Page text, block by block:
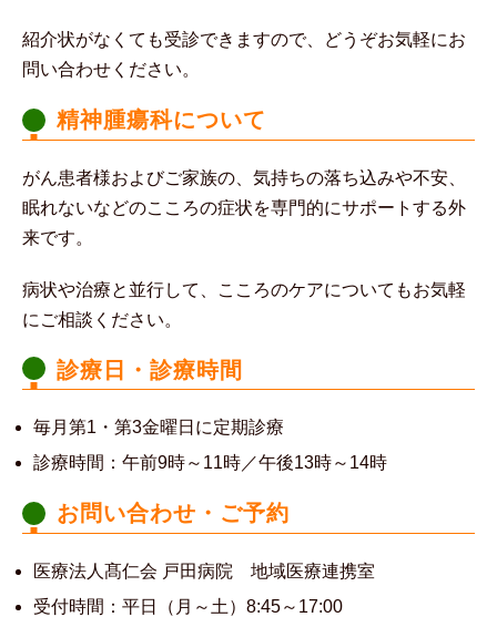
紹介状がなくても受診できますので、どうぞお気軽にお
問い合わせください。
精神腫瘍科について
がん患者様およびご家族の、気持ちの落ち込みや不安、
眠れないなどのこころの症状を専門的にサポートする外
来です。
病状や治療と並行して、こころのケアについてもお気軽
にご相談ください。
診療日・診療時間
毎月第1・第3金曜日に定期診療
診療時間：午前9時～11時／午後13時～14時
お問い合わせ・ご予約
医療法人髙仁会 戸田病院 地域医療連携室
受付時間：平日（月～土）8:45～17:00